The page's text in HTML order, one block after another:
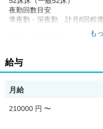
も
夜勤回数目安
準夜勤・深夜勤 計月8回程度
【求人の特徴】
この求人は人材紹介事業者の
す。
応募ボタンより問い合わせ
給与
月給
210000 円 〜